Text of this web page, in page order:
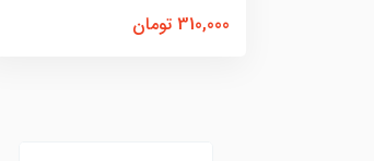
310,000 تومان